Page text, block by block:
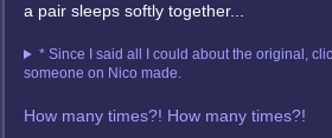
a pair sleeps softly together...
* Since I said all I could about the original,
someone on Nico made.
How many times?! How many times?!